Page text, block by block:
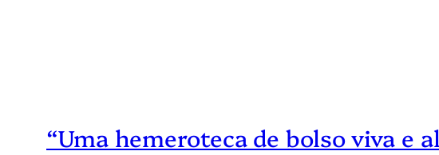
“Uma hemeroteca de bolso viva e